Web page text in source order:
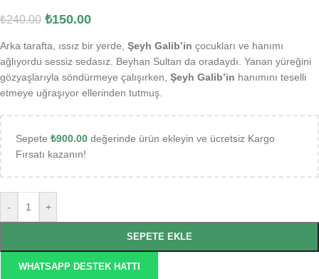
₺240.00 ₺150.00
Arka tarafta, ıssız bir yerde, Şeyh Galib’in çocukları ve hanımı
ağlıyordu sessiz sedasız. Beyhan Sultan da oradaydı. Yanan yüreğini
gözyaşlarıyla söndürmeye çalışırken, Şeyh Galib’in hanımını teselli
etmeye uğraşıyor ellerinden tutmuş.
Sepete ₺900.00 değerinde ürün ekleyin ve ücretsiz Kargo
Fırsatı kazanın!
- +
SEPETE EKLE
WHATSAPP DESTEK HATTI